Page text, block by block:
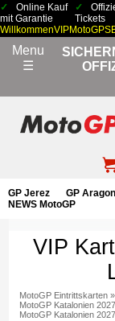
Online Kauf
mit Garantie
Tickets
WillkommenVIPMotoGP
Menu
☰
GP Jerez GP
NEWS MotoGP
VIP
MotoGP Eintrittskarten»
MotoGP Katalonien 2027
MotoGP Katalonien 2027